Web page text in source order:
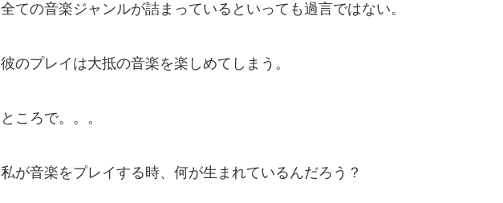
全ての音楽ジャンルが詰まっているといっても過言ではない。
彼のプレイは大抵の音楽を楽しめてしまう。
ところで。。。
私が音楽をプレイする時、何が生まれているんだろう？